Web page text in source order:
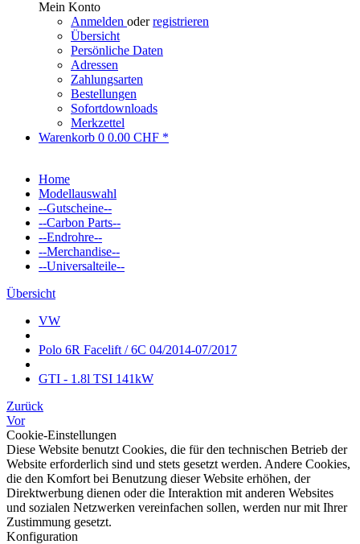
Mein Konto
Anmelden oderregistrieren
Übersicht
Persönliche Daten
Adressen
Zahlungsarten
Bestellungen
Sofortdownloads
Merkzettel
Warenkorb 0 0.00 CHF *
Home
Modellauswahl
--Gutscheine--
--Carbon Parts--
--Endrohre--
--Merchandise--
--Universalteile--
Übersicht
VW
Polo 6R Facelift / 6C 04/2014-07/2017
GTI - 1.8l TSI 141kW
Zurück
Vor
Cookie-Einstellungen
Diese Website benutzt Cookies, die für den technischen Betrieb der
Website erforderlich sind und stets gesetzt werden. Andere Cookies,
die den Komfort bei Benutzung dieser Website erhöhen, der
Direktwerbung dienen oder die Interaktion mit anderen Websites
und sozialen Netzwerken vereinfachen sollen, werden nur mit Ihrer
Zustimmung gesetzt.
Konfiguration